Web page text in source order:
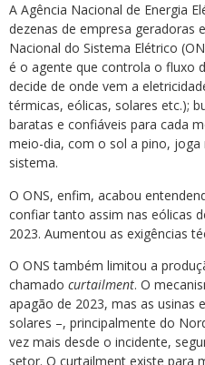
A Agência Nacional de Energia
dezenas de empresa geradoras
Nacional do Sistema Elétrico
é o agente que controla o fluxo
decide de onde vem a
térmicas, eólicas, solares etc.);
baratas e confiáveis para cada
meio-dia, com o sol a pino, joga
sistema.
O ONS, enfim, acabou
confiar tanto assim nas eólicas
2023. Aumentou as exigências
O ONS também limitou a
chamado curtailment. O
apagão de 2023, mas as usinas
solares –, principalmente do
vez mais desde o incidente,
setor. O curtailment existe para